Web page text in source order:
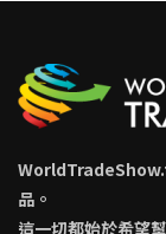
品。
這一切都始於希望